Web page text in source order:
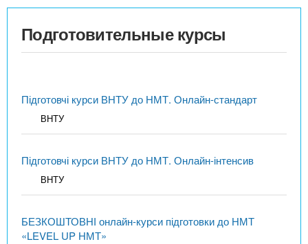
Подготовительные курсы
Підготовчі курси ВНТУ до НМТ. Онлайн-стандарт
ВНТУ
Підготовчі курси ВНТУ до НМТ. Онлайн-інтенсив
ВНТУ
БЕЗКОШТОВНІ онлайн-курси підготовки до НМТ
«LEVEL UP НМТ»